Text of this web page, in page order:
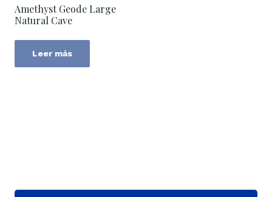
Amethyst Geode Large
Natural Cave
Leer más